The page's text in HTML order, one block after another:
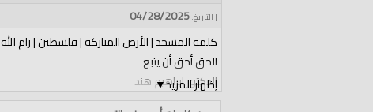
| التاريخ:04/28/2025
إظهار المزيد▼
كلمة المسجد | الأرض المباركة | فلسطين | رام الله
الحق أحق أن يتبع
الدكتور ابراهيم هند